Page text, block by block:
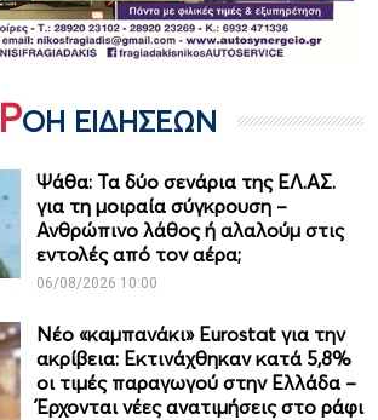
ΡΟΗ ΕΙΔΗΣΕΩΝ
Ψάθα: Τα δύο σενάρια της ΕΛ.ΑΣ.
για τη μοιραία σύγκρουση –
Ανθρώπινο λάθος ή αλαλούμ στις
εντολές από τον αέρα;
06/08/2026 10:00
Νέο «καμπανάκι» Eurostat για την
ακρίβεια: Εκτινάχθηκαν κατά 5,8%
οι τιμές παραγωγού στην Ελλάδα –
Έρχονται νέες ανατιμήσεις στο ράφι